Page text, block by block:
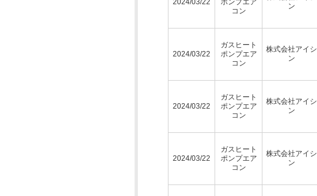
コン
ン
2024/03/22
ガスヒート
ポンプエア
コン
株式会社アイシ
ン
2024/03/22
ガスヒート
ポンプエア
コン
株式会社アイシ
ン
2024/03/22
ガスヒート
ポンプエア
コン
株式会社アイシ
ン